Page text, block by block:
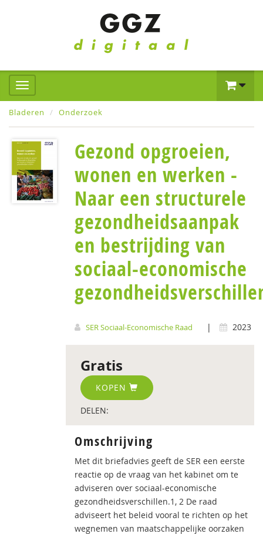
Bladeren Onderzoek
Gezond opgroeien,
wonen en werken -
Naar een structurele
gezondheidsaanpak
en bestrijding van
sociaal-economische
SER Sociaal-Economische Raad | 2023
Gratis
KOPEN
DELEN:
Omschrijving
Met dit briefadvies geeft de SER een eerste
reactie op de vraag van het kabinet om te
adviseren over sociaal-economische
gezondheidsverschillen.1, 2 De raad
adviseert het beleid vooral te richten op het
wegnemen van maatschappelijke oorzaken